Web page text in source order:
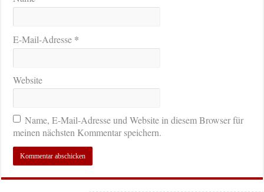
E-Mail-Adresse *
Website
Name, E-Mail-Adresse und Website in diesem Browser für
meinen nächsten Kommentar speichern.